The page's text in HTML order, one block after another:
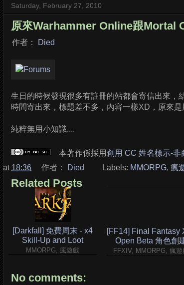
Saturday, February 27, 2010
原來Warhammer Online跟Mortal
作者： Died
生日的時候發現很多有註冊的站都會寄信出來，
時間寄出來，標題差不多，內容一樣XD，原來是
純粹無用小知識....
本著作係採用創用 CC 姓名標示-非
at 18:36 作者： Died Labels: MMORPG, 瘋
Related Posts
[Darkfall] 免費周末 - x4
Skill-Up and Loot
MMORPG, 瘋遊戲
[FF14] Final Fantasy
Open Beta 角色創
FFXIV, MMORPG, 瘋遊
No comments: